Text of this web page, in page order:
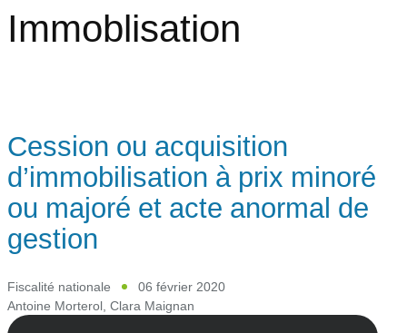
Immoblisation
Cession ou acquisition
d’immobilisation à prix minoré
ou majoré et acte anormal de
gestion
Fiscalité nationale
06 février 2020
Antoine Morterol, Clara Maignan